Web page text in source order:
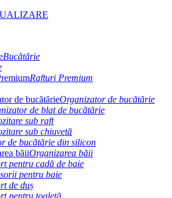
Bucătărie
Rafturi Premium
Organizator de bucătărie
de blat de bucătărie
sub raft
sub chiuvetă
de bucătărie din silicon
Organizarea băii
pentru cadă de baie
pentru baie
de duș
pentru toaletă